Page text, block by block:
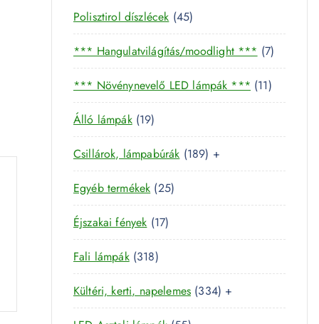
Polisztirol díszlécek 454
5
t
e
r
k
*** Hangulatvilágítás/moodlight *** 77
t
e
r
*** Növénynevelő LED lámpák *** 111
1
e
Álló lámpák 191
9
t
e
r
m
é
k
Csillárok, lámpabúrák 1891
8
t
é
k
+
Egyéb termékek 252
5
e
Éjszakai fények 171
7
e
r
m
Fali lámpák 3183
1
8
t
Kültéri, kerti, napelemes 3343
3
+